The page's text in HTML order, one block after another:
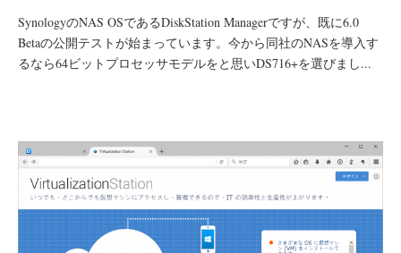
SynologyのNAS OSであるDiskStation Managerですが、既に6.0
Betaの公開テストが始まっています。今から同社のNASを導入す
るなら64ビットプロセッサモデルをと思いDS716+を選びまし...